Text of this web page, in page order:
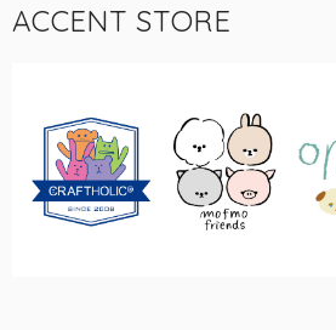
ACCENT STORE